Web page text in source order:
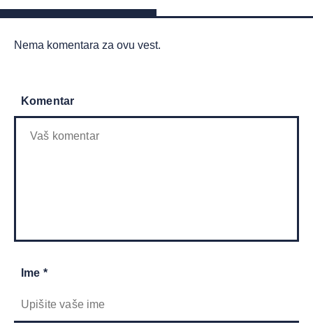
Nema komentara za ovu vest.
Komentar
Ime *